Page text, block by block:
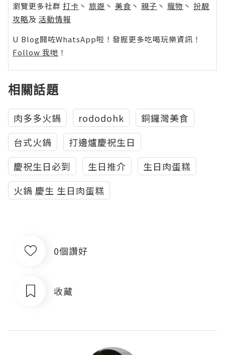
瀏覽更多社群 打卡 丶 旅遊 丶 美食 丶 親子 丶 寵物 丶 扮靚
攻略及 活動情報
U Blog開咗WhatsApp啦！發掘更多吃喝玩樂資訊！
Follow 我哋 ！
相關話題
肉多多火鍋 rododohk
銅鑼灣美食
台式火鍋
打邊爐慶祝生日
慶祝生日必到
生日推介
生日肉蛋糕
火鍋 慶生 生日肉蛋糕
0個讚好
收藏